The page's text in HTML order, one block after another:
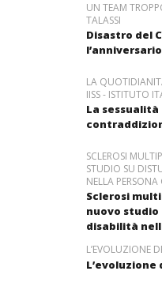
UN TEAM
TALASSI
Disastro del
LA
IISS - ISTITUTO
La
SCLEROSI
STUDIO SU
NELLA
Sclerosi
nuovo studio
disabilità
L’EVOLUZIONE
L’evoluzione